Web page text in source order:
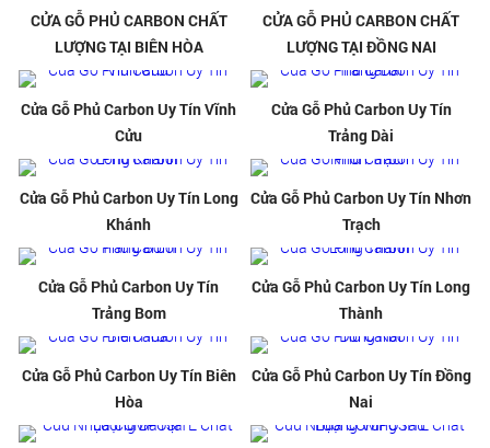
CỬA GỖ PHỦ CARBON CHẤT
LƯỢNG TẠI BIÊN HÒA
CỬA GỖ PHỦ CARBON CHẤT
LƯỢNG TẠI ĐỒNG NAI
Cửa Gỗ Phủ Carbon Uy Tín Vĩnh
Cửu
Cửa Gỗ Phủ Carbon Uy Tín
Trảng Dài
Cửa Gỗ Phủ Carbon Uy Tín Long
Khánh
Cửa Gỗ Phủ Carbon Uy Tín Nhơn
Trạch
Cửa Gỗ Phủ Carbon Uy Tín
Trảng Bom
Cửa Gỗ Phủ Carbon Uy Tín Long
Thành
Cửa Gỗ Phủ Carbon Uy Tín Biên
Hòa
Cửa Gỗ Phủ Carbon Uy Tín Đồng
Nai